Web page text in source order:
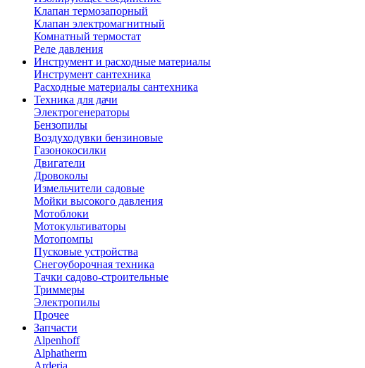
Клапан термозапорный
Клапан электромагнитный
Комнатный термостат
Реле давления
Инструмент и расходные материалы
Инструмент сантехника
Расходные материалы сантехника
Техника для дачи
Электрогенераторы
Бензопилы
Воздуходувки бензиновые
Газонокосилки
Двигатели
Дровоколы
Измельчители садовые
Мойки высокого давления
Мотоблоки
Мотокультиваторы
Мотопомпы
Пусковые устройства
Снегоуборочная техника
Тачки садово-строительные
Триммеры
Электропилы
Прочее
Запчасти
Alpenhoff
Alphatherm
Arderia